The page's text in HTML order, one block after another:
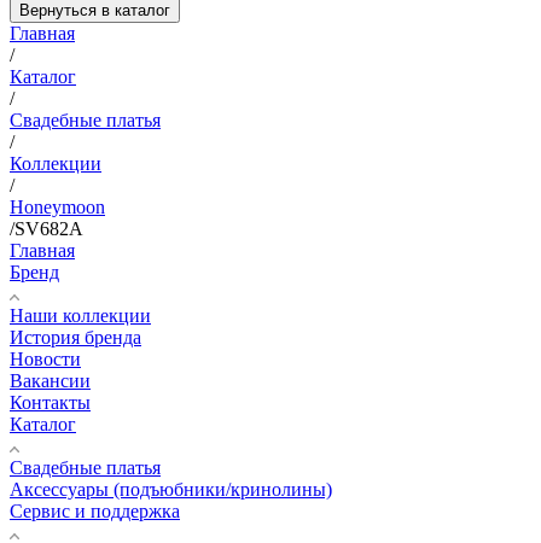
Вернуться в каталог
Главная
/
Каталог
/
Свадебные платья
/
Коллекции
/
Honeymoon
/SV682A
Главная
Бренд
Наши коллекции
История бренда
Новости
Вакансии
Контакты
Каталог
Свадебные платья
Аксессуары (подъюбники/кринолины)
Сервис и поддержка